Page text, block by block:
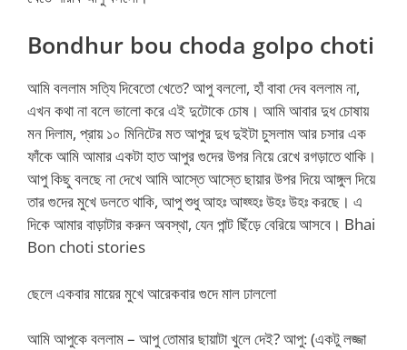
Bondhur bou choda golpo choti
আমি বললাম সত্যি দিবেতো খেতে? আপু বললো, হাঁ বাবা দেব বললাম না,
এখন কথা না বলে ভালো করে এই দুটোকে চোষ। আমি আবার দুধ চোষায়
মন দিলাম, প্রায় ১০ মিনিটের মত আপুর দুধ দুইটা চুসলাম আর চসার এক
ফাঁকে আমি আমার একটা হাত আপুর গুদের উপর নিয়ে রেখে রগড়াতে থাকি।
আপু কিছু বলছে না দেখে আমি আস্তে আস্তে ছায়ার উপর দিয়ে আঙ্গুল দিয়ে
তার গুদের মুখে ডলতে থাকি, আপু শুধু আহঃ আহ্হ্হঃ উহঃ উহঃ করছে। এ
দিকে আমার বাড়াটার করুন অবস্থা, যেন পান্ট ছিঁড়ে বেরিয়ে আসবে। Bhai
Bon choti stories
ছেলে একবার মায়ের মুখে আরেকবার গুদে মাল ঢাললো
আমি আপুকে বললাম – আপু তোমার ছায়াটা খুলে দেই? আপু: (একটু লজ্জা